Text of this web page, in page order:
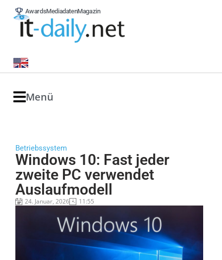
AwardsMediadatenMagazin
Menü
Betriebssystem
Windows 10: Fast jeder
zweite PC verwendet
Auslaufmodell
24. Januar, 2026 11:55